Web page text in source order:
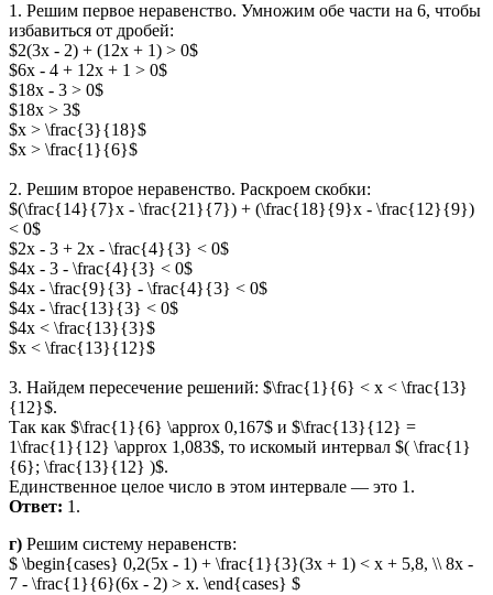
1. Решим первое неравенство. Умножим обе части на 6, чтобы
избавиться от дробей:
$2(3x - 2) + (12x + 1) > 0$
$6x - 4 + 12x + 1 > 0$
$18x - 3 > 0$
$18x > 3$
$x > \frac{3}{18}$
$x > \frac{1}{6}$
2. Решим второе неравенство. Раскроем скобки:
$(\frac{14}{7}x - \frac{21}{7}) + (\frac{18}{9}x - \frac{12}{9})
< 0$
$2x - 3 + 2x - \frac{4}{3} < 0$
$4x - 3 - \frac{4}{3} < 0$
$4x - \frac{9}{3} - \frac{4}{3} < 0$
$4x - \frac{13}{3} < 0$
$4x < \frac{13}{3}$
$x < \frac{13}{12}$
3. Найдем пересечение решений: $\frac{1}{6} < x < \frac{13}
{12}$.
Так как $\frac{1}{6} \approx 0,167$ и $\frac{13}{12} =
1\frac{1}{12} \approx 1,083$, то искомый интервал $( \frac{1}
{6}; \frac{13}{12} )$.
Единственное целое число в этом интервале — это 1.
Ответ: 1.
г) Решим систему неравенств:
$ \begin{cases} 0,2(5x - 1) + \frac{1}{3}(3x + 1) < x + 5,8, \\ 8x -
7 - \frac{1}{6}(6x - 2) > x. \end{cases} $